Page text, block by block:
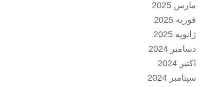
مارس 2025
فوریه 2025
ژانویه 2025
دسامبر 2024
اکتبر 2024
سپتامبر 2024